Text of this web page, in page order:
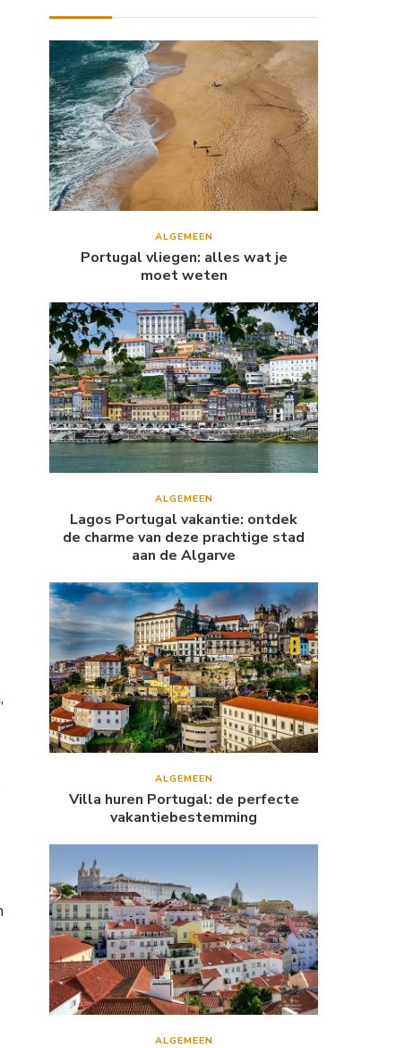
ALGEMEEN
Portugal vliegen: alles wat je
moet weten
ALGEMEEN
Lagos Portugal vakantie: ontdek
de charme van deze prachtige stad
aan de Algarve
ALGEMEEN
Villa huren Portugal: de perfecte
vakantiebestemming
ALGEMEEN